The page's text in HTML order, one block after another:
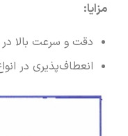
مزایا:
دقت و سرعت بالا
انعطاف‌پذیری در